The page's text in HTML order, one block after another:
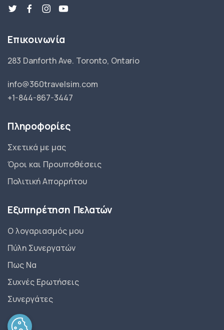
Επικοινωνία
283 Danforth Ave. Toronto, Ontario
info@360travelsim.com
+1-844-867-3447
Πληροφορίες
Σχετικά με μας
Όροι και Προυποθέσεις
Πολιτική Απορρήτου
Εξυπηρέτηση Πελατών
Ο λογαριασμός μου
Πύλη Συνεργατών
Πως Να
Συχνές Ερωτήσεις
Συνεργάτες